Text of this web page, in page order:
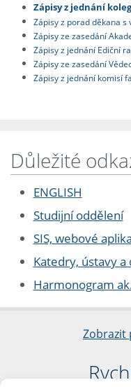
Zápisy z jednání
Zápisy z porad děkana
Zápisy ze zasedání
Zápisy z jednání Ediční
Zápisy ze zasedání
Zápisy z jednání komisí
Důležité
ENGLISH
Studijní oddělení
SIS, webové
Katedry, ústavy a
Harmonogram
Zobrazit